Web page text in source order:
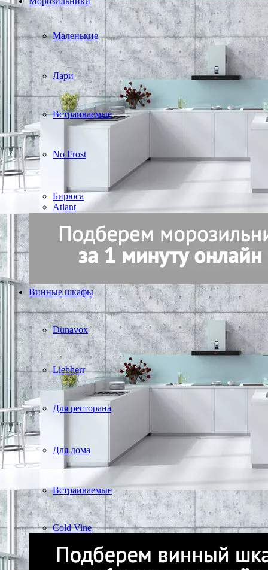
Маленькие
Лари
Встраиваемые
No Frost
Бирюса
Atlant
Винные шкафы
Dunavox
Liebherr
Для ресторана
Для дома
Встраиваемые
Cold Vine